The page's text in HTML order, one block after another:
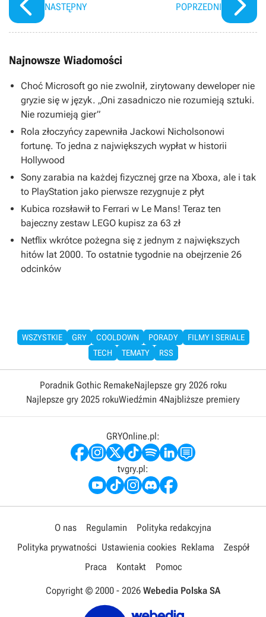
NASTĘPNY POPRZEDNI
Najnowsze Wiadomości
Choć Microsoft go nie zwolnił, zirytowany deweloper nie
gryzie się w język. „Oni zasadniczo nie rozumieją sztuki.
Nie rozumieją gier”
Rola złoczyńcy zapewniła Jackowi Nicholsonowi
fortunę. To jedna z największych wypłat w historii
Hollywood
Sony zarabia na każdej fizycznej grze na Xboxa, ale i tak
to PlayStation jako pierwsze rezygnuje z płyt
Kubica rozsławił to Ferrari w Le Mans! Teraz ten
bajeczny zestaw LEGO kupisz za 63 zł
Netflix wkrótce pożegna się z jednym z największych
hitów lat 2000. To ostatnie tygodnie na obejrzenie 26
odcinków
WSZYSTKIE GRY COOLDOWN PORADY
FILMY I SERIALE
TECH
TEMATY RSS
Poradnik Gothic RemakeNajlepsze gry 2026 roku
Najlepsze gry 2025 rokuWiedźmin 4Najbliższe premiery
GRYOnline.pl:
tvgry.pl:
O nas Regulamin
Polityka redakcyjna
Polityka prywatności Ustawienia cookies Reklama
Zespół
Praca
Kontakt Pomoc
Copyright © 2000 - 2026 Webedia Polska SA